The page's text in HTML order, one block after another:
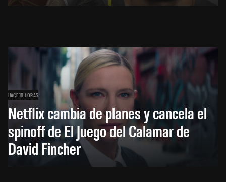
HACE 18 HORAS
Netflix cambia de planes y cancela el
spinoff de El Juego del Calamar de
David Fincher